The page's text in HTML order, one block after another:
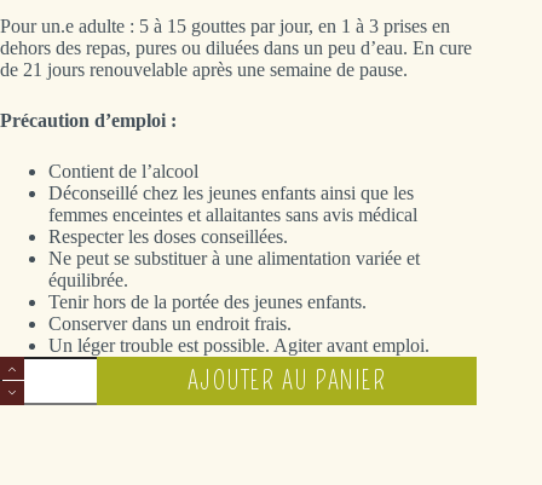
Pour un.e adulte : 5 à 15 gouttes par jour, en 1 à 3 prises en
dehors des repas, pures ou diluées dans un peu d’eau. En cure
de 21 jours renouvelable après une semaine de pause.
Précaution d’emploi :
Contient de l’alcool
Déconseillé chez les jeunes enfants ainsi que les
femmes enceintes et allaitantes sans avis médical
Respecter les doses conseillées.
Ne peut se substituer à une alimentation variée et
équilibrée.
Tenir hors de la portée des jeunes enfants.
Conserver dans un endroit frais.
Un léger trouble est possible. Agiter avant emploi.
quantité
de
Figuier
AJOUTER AU PANIER